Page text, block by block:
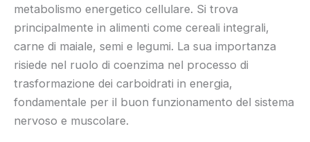
metabolismo energetico cellulare. Si trova
principalmente in alimenti come cereali integrali,
carne di maiale, semi e legumi. La sua importanza
risiede nel ruolo di coenzima nel processo di
trasformazione dei carboidrati in energia,
fondamentale per il buon funzionamento del sistema
nervoso e muscolare.